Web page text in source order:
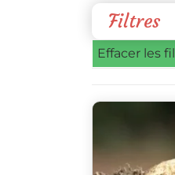
Filtres
Effacer les